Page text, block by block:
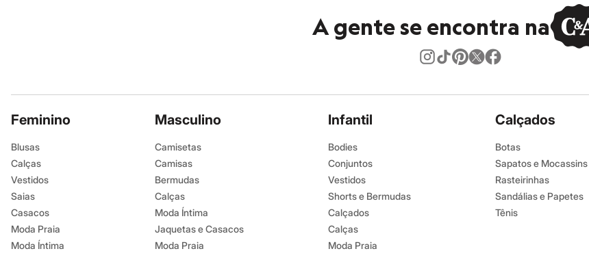
Cuecas
Meias
Pijamas
Jeans
Moda esportiva
Shorts e Bermudas
A gente se encontra na
Feminino
Blusas
Calças
Vestidos
Saias
Casacos
Moda Praia
Moda Íntima
Masculino
Camisetas
Camisas
Bermudas
Calças
Moda Íntima
Jaquetas e Casacos
Moda Praia
Infantil
Bodies
Conjuntos
Vestidos
Shorts e Bermudas
Calçados
Calças
Moda Praia
Calçados
Botas
Sapatos e Mocassins
Rasteirinhas
Sandálias e Papetes
Tênis